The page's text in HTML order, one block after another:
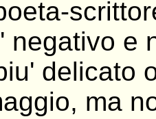
negativo e
delicato
ma